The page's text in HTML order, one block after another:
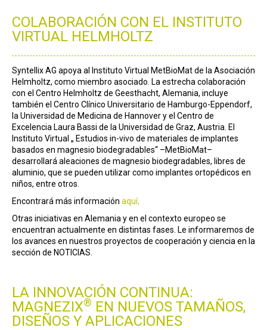
COLABORACIÓN CON EL INSTITUTO
VIRTUAL HELMHOLTZ
Syntellix AG apoya al Instituto Virtual MetBioMat de la Asociación
Helmholtz, como miembro asociado. La estrecha colaboración
con el Centro Helmholtz de Geesthacht, Alemania, incluye
también el Centro Clínico Universitario de Hamburgo-Eppendorf,
la Universidad de Medicina de Hannover y el Centro de
Excelencia Laura Bassi de la Universidad de Graz, Austria. El
Instituto Virtual „ Estudios in-vivo de materiales de implantes
basados en magnesio biodegradables“ –MetBioMat–
desarrollará aleaciones de magnesio biodegradables, libres de
aluminio, que se pueden utilizar como implantes ortopédicos en
niños, entre otros.
Encontrará más información aquí.
Otras iniciativas en Alemania y en el contexto europeo se
encuentran actualmente en distintas fases. Le informaremos de
los avances en nuestros proyectos de cooperación y ciencia en la
sección de NOTICIAS.
LA INNOVACIÓN CONTINUA:
MAGNEZIX® EN NUEVOS TAMAÑOS,
DISEÑOS Y APLICACIONES